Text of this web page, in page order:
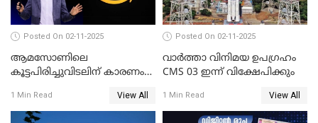
Posted On 02-11-2025
ആമസോണിലെ
കൂട്ടപിരിച്ചുവിടലിന് കാരണം
വെളിപ്പെടുത്തലുമായി CEO
ആന്റി ജാസി
1 Min Read View All
Posted On 02-11-2025
വാര്‍ത്താ വിനിമയ ഉപഗ്രഹം
CMS 03 ഇന്ന് വിക്ഷേപിക്കും
1 Min Read View All